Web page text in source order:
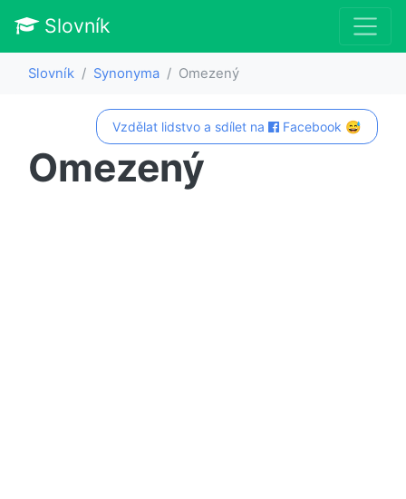
Slovník
Slovník Synonyma Omezený
Vzdělat lidstvo a sdílet na Facebook 😅
Omezený